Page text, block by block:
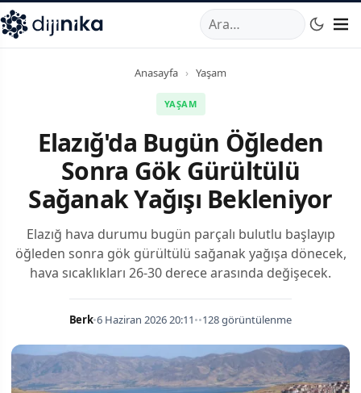
,Marmara Mahallesi,Beylikdüzü34520TRTelefon:0850
Anasayfa › Yaşam
YAŞAM
Elazığ'da Bugün Öğleden
Sonra Gök Gürültülü
Sağanak Yağışı Bekleniyor
Elazığ hava durumu bugün parçalı bulutlu başlayıp
öğleden sonra gök gürültülü sağanak yağışa dönecek,
hava sıcaklıkları 26-30 derece arasında değişecek.
Berk•6 Haziran 2026 20:11••128 görüntülenme